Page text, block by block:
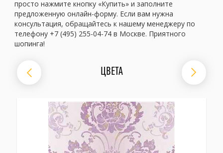
просто нажмите кнопку «Купить» и заполните
предложенную онлайн-форму. Если вам нужна
консультация, обращайтесь к нашему менеджеру по
телефону +7 (495) 255-04-74 в Москве. Приятного
шопинга!
ЦВЕТА